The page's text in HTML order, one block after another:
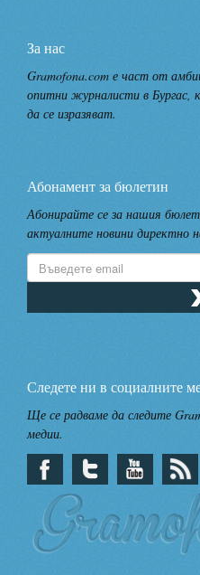
За нас
Gramofona.com е част от
опитни журналисти в Бургас,
да се изразяват.
Абонамент за бюлетин
Абонирайте се за нашия
актуалните новини директно
Следете ни в социалните
Ще се радваме да следите
медии.